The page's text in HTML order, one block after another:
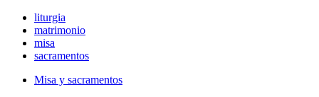
liturgia
matrimonio
misa
sacramentos
Misa y sacramentos